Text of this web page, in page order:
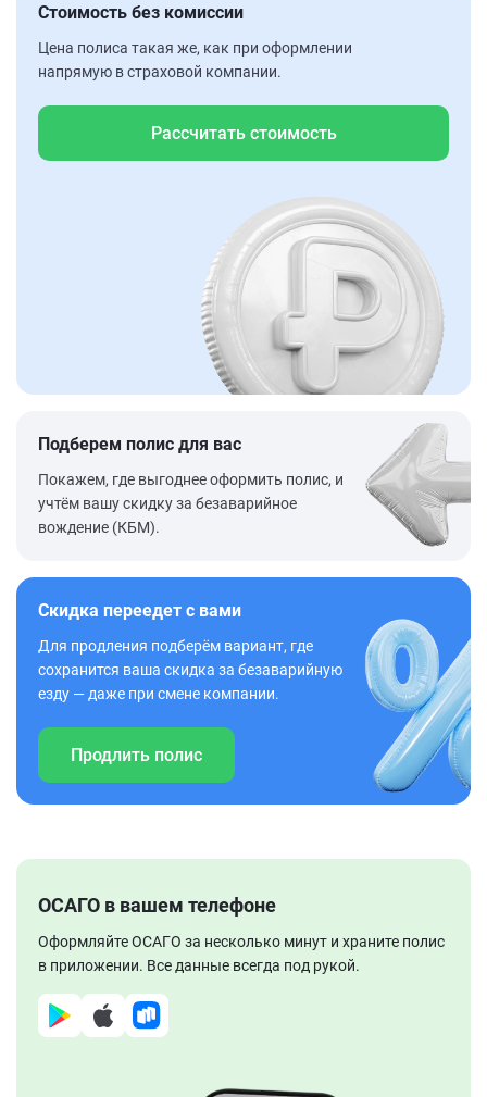
Стоимость без комиссии
Цена полиса такая же, как при оформлении
напрямую в страховой компании.
Рассчитать стоимость
Подберем полис для вас
Покажем, где выгоднее оформить полис, и
учтём вашу скидку за безаварийное
вождение (КБМ).
Скидка переедет с вами
Для продления подберём вариант, где
сохранится ваша скидка за безаварийную
езду — даже при смене компании.
Продлить полис
ОСАГО в вашем телефоне
Оформляйте ОСАГО за несколько минут и храните полис
в приложении. Все данные всегда под рукой.